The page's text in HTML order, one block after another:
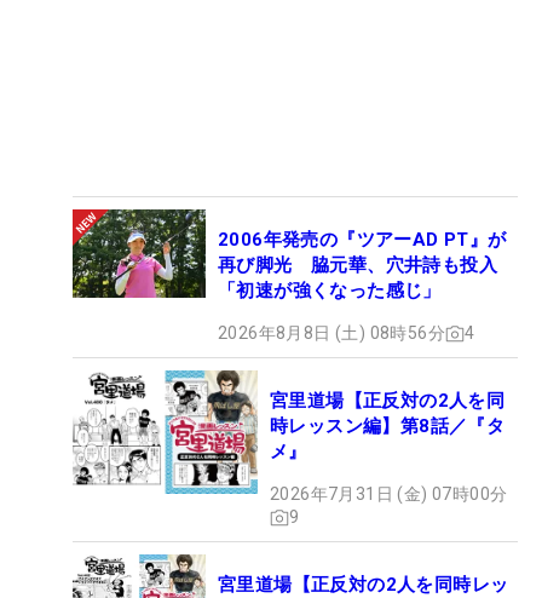
2006年発売の『ツアーAD PT』が
再び脚光 脇元華、穴井詩も投入
「初速が強くなった感じ」
2026年8月8日 (土) 08時56分 4
宮里道場【正反対の2人を同
時レッスン編】第8話／『タ
メ』
2026年7月31日 (金) 07時00分
9
宮里道場【正反対の2人を同時レッ